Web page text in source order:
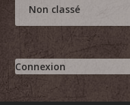
Non classé
Connexion